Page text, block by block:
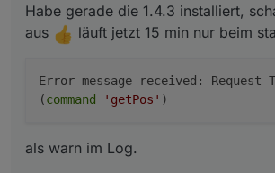
Ich nehme mal an, dass der
Funktion "Auto-
Habe gerade die 1.4.3 installiert,
aus
läuft jetzt 15 min nur beim
Error message received: Request
(command 'getPos' )
als warn im Log.